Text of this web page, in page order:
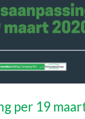
per 19